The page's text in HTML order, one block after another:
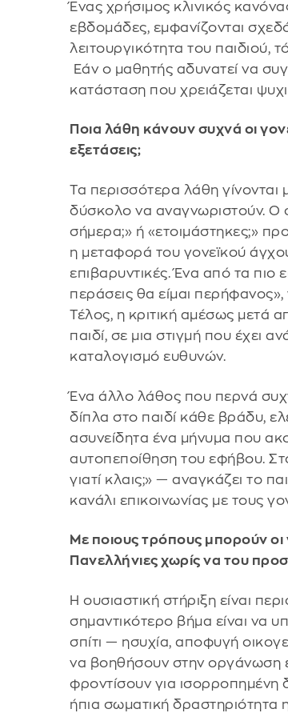
Ένας χρήσιμος κλινικός
εβδομάδες, εμφανίζονται
λειτουργικότητα του παιδιού,
Εάν ο μαθητής αδυνατεί να
κατάσταση που χρειάζεται
Ποια λάθη κάνουν συχνά οι
εξετάσεις;
Τα περισσότερα λάθη γίνονται
δύσκολο να αναγνωριστούν. Ο
σήμερα;» ή «ετοιμάστηκες;»
η μεταφορά του γονεϊκού
επιβαρυντικές. Ένα από τα πιο
περάσεις θα είμαι περήφανος»,
Τέλος, η κριτική αμέσως μετά
παιδί, σε μια στιγμή που έχει
καταλογισμό ευθυνών.
Ένα άλλο λάθος που περνά
δίπλα στο παιδί κάθε βράδυ,
ασυνείδητα ένα μήνυμα που
αυτοπεποίθηση του εφήβου.
γιατί κλαις;» — αναγκάζει το
κανάλι επικοινωνίας με τους
Με ποιους τρόπους μπορούν οι
Πανελλήνιες χωρίς να του
Η ουσιαστική στήριξη είναι
σημαντικότερο βήμα είναι να
σπίτι — ησυχία, αποφυγή
να βοηθήσουν στην οργάνωση
φροντίσουν για ισορροπημένη
ήπια σωματική δραστηριότητα